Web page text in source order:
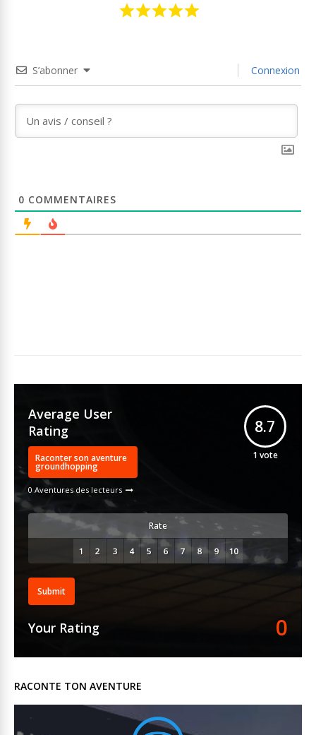
S’abonner Connexion
0 COMMENTAIRES
Average User
Rating
Raconter son aventure
groundhopping
0 Aventures des lecteurs
8.7
1 vote
Rate
Submit
Your Rating 0
RACONTE TON AVENTURE